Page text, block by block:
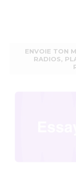
ENVOIE TON
RADIOS,